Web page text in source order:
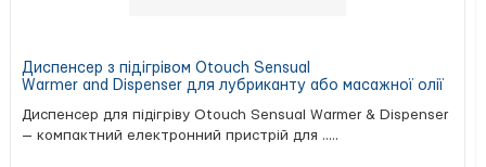
Диспенсер з підігрівом Otouch Sensual
Warmer and Dispenser для лубриканту або масажної олії
Диспенсер для підігріву Otouch Sensual Warmer & Dispenser
— компактний електронний пристрій для .....